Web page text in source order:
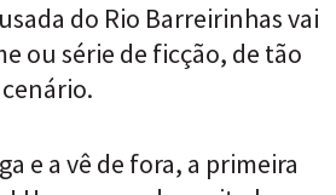
do Rio Barreirinhas vai
ou série de ficção, de tão
e a vê de fora, a primeira